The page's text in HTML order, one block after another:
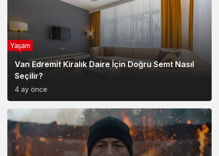
Van Edremit Kiralık Daire İçin Doğru Semt Nasıl
Seçilir?
4 ay önce
Yaşam